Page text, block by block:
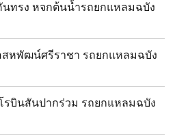
นทรง หจกต้นน้ำรถยกแหลมฉบัง
สหพัฒน์ศรีราชา รถยกแหลมฉบัง
รบินสันปากร่วม รถยกแหลมฉบัง